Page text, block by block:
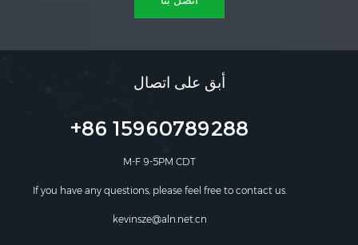
أبق على اتصال
+86 15960789288
M-F 9-5PM CDT
If you have any questions, please feel free to contact us.
kevinsze@aln.net.cn